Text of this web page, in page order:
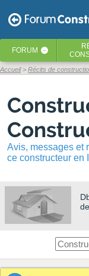
FORUM ‹
Accueil Récits de
Avis, messages et
ce constructeur en